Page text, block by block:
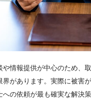
や情報提供が中心のため、
界があります。実際に被害
の依頼が最も確実な解決策